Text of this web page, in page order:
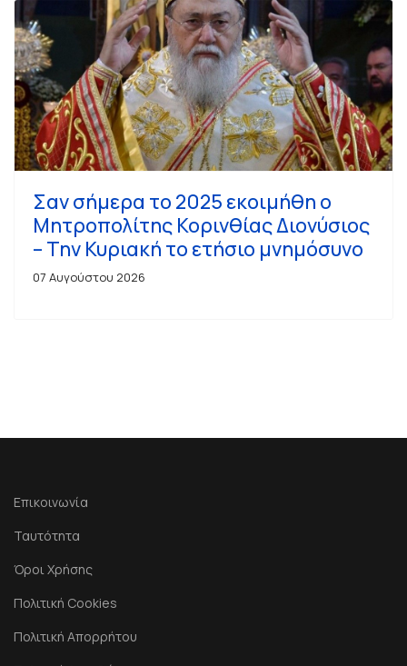
Σαν σήμερα το 2025 εκοιμήθη ο
Μητροπολίτης Κορινθίας Διονύσιος
– Την Κυριακή το ετήσιο μνημόσυνο
07 Αυγούστου 2026
Επικοινωνία
Ταυτότητα
Όροι Χρήσης
Πολιτική Cookies
Πολιτική Απορρήτου